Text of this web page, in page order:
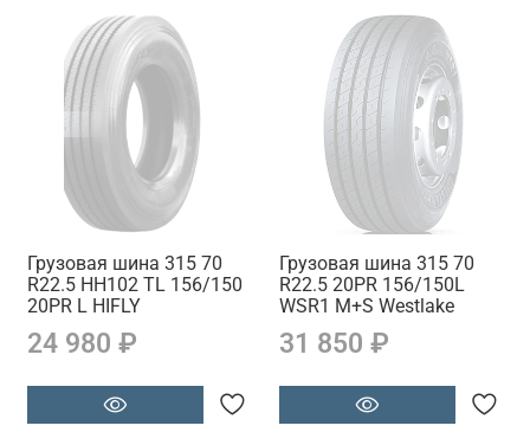
Грузовая шина 315 70
R22.5 HH102 TL 156/150
20PR L HIFLY
24 980 ₽
Грузовая шина 315 70
R22.5 20PR 156/150L
WSR1 M+S Westlake
31 850 ₽